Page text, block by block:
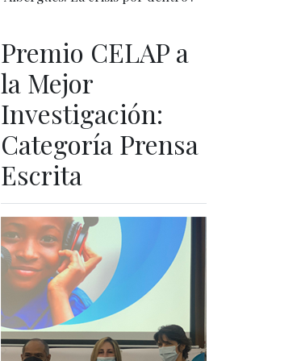
Premio CELAP a
la Mejor
Investigación:
Categoría Prensa
Escrita